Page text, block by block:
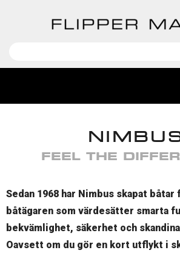
FEEL THE
Sedan 1968 har Nimbus skapat
båtägaren som värdesätter smarta
bekvämlighet, säkerhet och
Oavsett om du gör en kort utflykt i